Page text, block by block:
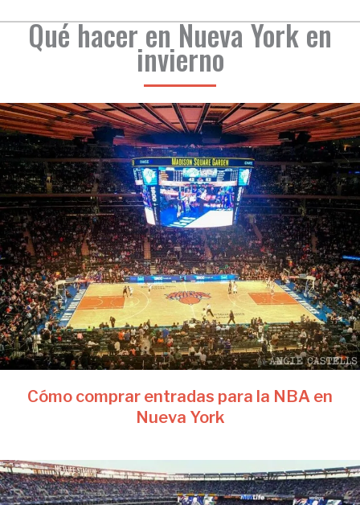
Qué hacer en Nueva York en
invierno
Cómo comprar entradas para la NBA en
Nueva York